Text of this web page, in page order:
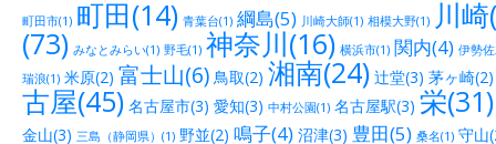
町田市(1) 町田(14) 青葉台(1) 綱島(5) 川崎大師(1) 相模大野(1) 川
(73) みなとみらい(1) 野毛(1) 神奈川(16) 横浜市(1) 関内(4) 伊勢
瑞浪(1) 米原(2) 富士山(6) 鳥取(2) 湘南(24) 辻堂(3) 茅ヶ崎(2)
古屋(45) 名古屋市(3) 愛知(3) 中村公園(1) 名古屋駅(3) 栄(31)
金山(3) 三島（静岡県）(1) 野並(2) 鳴子(4) 沼津(3) 豊田(5) 桑名(1) 守山